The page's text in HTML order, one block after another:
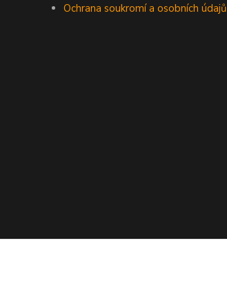
Ochrana soukromí a osobních údajů